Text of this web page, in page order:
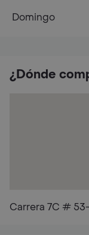
¿Dónde
Carrera 7C #
Domingo